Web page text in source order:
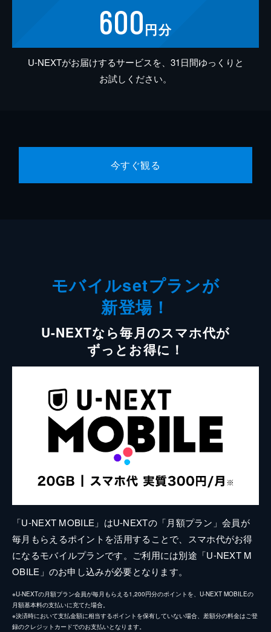
600円分
U-NEXTがお届けするサービスを、31日間ゆっくりと
お試しください。
今すぐ観る
モバイルsetプランが
新登場！
U-NEXTなら毎月のスマホ代が
ずっとお得に！
「U-NEXT MOBILE」はU-NEXTの「月額プラン」会員が
毎月もらえるポイントを活用することで、スマホ代がお得
になるモバイルプランです。ご利用には別途「U-NEXT M
OBILE」のお申し込みが必要となります。
※U-NEXTの月額プラン会員が毎月もらえる1,200円分のポイントを、U-NEXT MOBILEの
月額基本料の支払いに充てた場合。
※決済時において支払金額に相当するポイントを保有していない場合、差額分の料金はご登
録のクレジットカードでのお支払いとなります。